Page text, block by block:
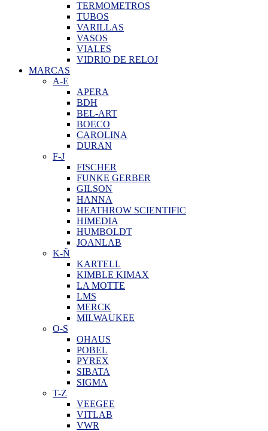
TERMOMETROS
TUBOS
VARILLAS
VASOS
VIALES
VIDRIO DE RELOJ
MARCAS
A-E
APERA
BDH
BEL-ART
BOECO
CAROLINA
DURAN
F-J
FISCHER
FUNKE GERBER
GILSON
HANNA
HEATHROW SCIENTIFIC
HIMEDIA
HUMBOLDT
JOANLAB
K-Ñ
KARTELL
KIMBLE KIMAX
LA MOTTE
LMS
MERCK
MILWAUKEE
O-S
OHAUS
POBEL
PYREX
SIBATA
SIGMA
T-Z
VEEGEE
VITLAB
VWR